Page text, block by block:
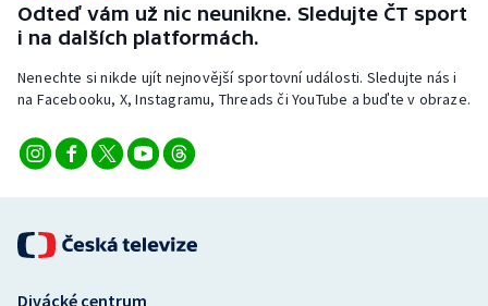
Odteď vám už nic neunikne. Sledujte ČT sport
i na dalších platformách.
Nenechte si nikde ujít nejnovější sportovní události. Sledujte nás i
na Facebooku, X, Instagramu, Threads či YouTube a buďte v obraze.
Divácké centrum